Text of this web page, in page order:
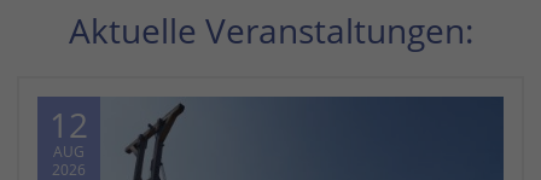
Aktuelle Veranstaltungen:
12
AUG
2026